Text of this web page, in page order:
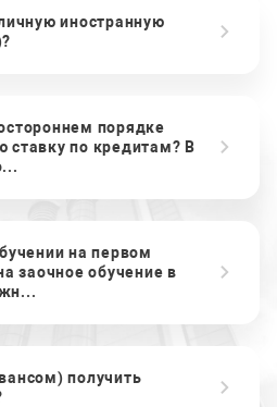
иностранную
порядке
ставку по кредитам? В
на первом
заочное обучение в
получить